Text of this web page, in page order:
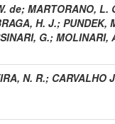
de; MARTORANO, L.
H. J.; PUNDEK,
G.; MOLINARI,
N. R.; CARVALHO